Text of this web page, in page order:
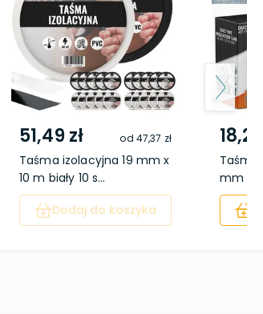
51,49 zł od 47,37 zł
Taśma izolacyjna 19 mm x
10 m biały 10 s...
Dodaj do koszyka
Taśma
mm x